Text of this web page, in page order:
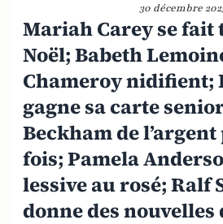
30 décembre
Mariah Carey se fait
Noël; Babeth
Chameroy nidifient;
gagne sa carte
Beckham de
fois; Pamela
lessive au rosé; Ralf
donne des nouvelles